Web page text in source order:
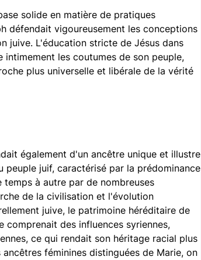
solide en matière de pratiques
défendait vigoureusement les conceptions
juive. L'éducation stricte de Jésus dans
les coutumes de son peuple,
plus universelle et libérale de la vérité
également d'un ancêtre unique et illustre
juif, caractérisé par la prédominance
à autre par de nombreuses
de la civilisation et l'évolution
juive, le patrimoine héréditaire de
comprenait des influences syriennes,
ce qui rendait son héritage racial plus
féminines distinguées de Marie, on